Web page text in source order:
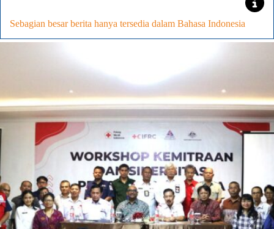
Sebagian besar berita hanya tersedia dalam Bahasa Indonesia